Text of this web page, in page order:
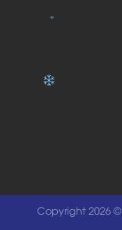
Copyright 2026 ©